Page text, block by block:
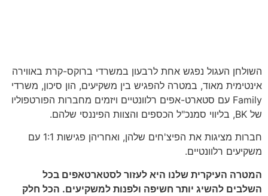
השולחן העגול נפגש אחת לרבעון במשרדי ברוקס-קרת באווירה
אינטימית מאוד, במטרה להפגיש בין משקיעים, הון סיכון, משרדי
Family עם סטארט-אפים רלוונטיים ויזמים מחברות הפורטפוליו
של BK, בליווי סמנכ"ל הכספים והצוות הפיננסי שלהם.
חברות מציגות את הפיצ'חים שלהן, ואחריהן פגישות 1:1 עם
משקיעים רלוונטיים.
המטרה העיקרית שלנו היא לעזור לסטארטאפים בכל
השלבים להשיג יותר חשיפה ולפנות למשקיעים. הכל חלק